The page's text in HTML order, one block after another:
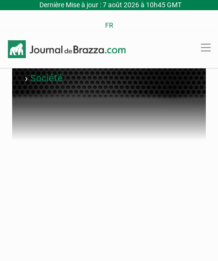
Dernière Mise à jour : 7 août 2026 à 10h45 GMT
FR
›Société